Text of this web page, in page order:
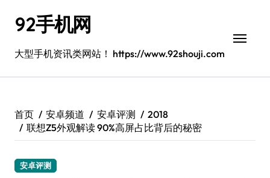
92手机网
大型手机资讯类网站！ https://www.92shouji.com
首页 安卓频道 安卓评测
2018
联想Z5外观解读 90%高屏占比背后的秘密
安卓评测